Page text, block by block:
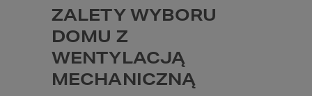
ZALETY WYBORU
DOMU Z
WENTYLACJĄ
MECHANICZNĄ